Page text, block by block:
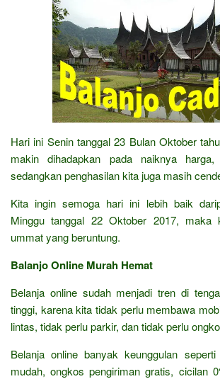
Hari ini Senin tanggal 23 Bulan Oktober
makin dihadapkan pada naiknya
sedangkan penghasilan kita juga masih
Kita ingin semoga hari ini lebih baik
Minggu tanggal 22 Oktober 2017, maka
ummat yang beruntung.
Balanjo Online Murah Hemat
Belanja online sudah menjadi tren di
tinggi, karena kita tidak perlu membawa
lintas, tidak perlu parkir, dan tidak perlu
Belanja online banyak keunggulan
mudah, ongkos pengiriman gratis, cicilan